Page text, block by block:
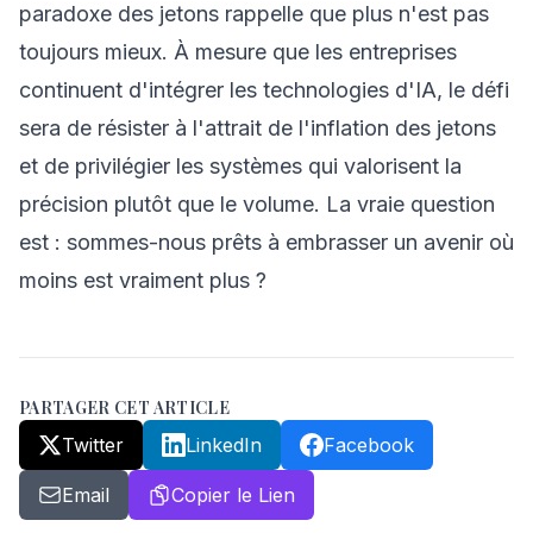
paradoxe des jetons rappelle que plus n'est pas
toujours mieux. À mesure que les entreprises
continuent d'intégrer les technologies d'IA, le défi
sera de résister à l'attrait de l'inflation des jetons
et de privilégier les systèmes qui valorisent la
précision plutôt que le volume. La vraie question
est : sommes-nous prêts à embrasser un avenir où
moins est vraiment plus ?
PARTAGER CET ARTICLE
Twitter LinkedIn Facebook
Email Copier le Lien